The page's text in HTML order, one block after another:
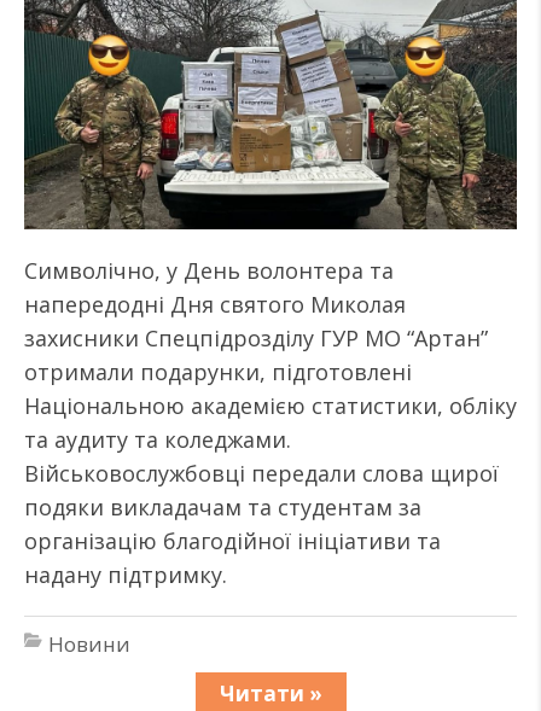
Символічно, у День волонтера та
напередодні Дня святого Миколая
захисники Спецпідрозділу ГУР МО “Артан”
отримали подарунки, підготовлені
Національною академією статистики, обліку
та аудиту та коледжами.
Військовослужбовці передали слова щирої
подяки викладачам та студентам за
організацію благодійної ініціативи та
надану підтримку.
Новини
Читати »